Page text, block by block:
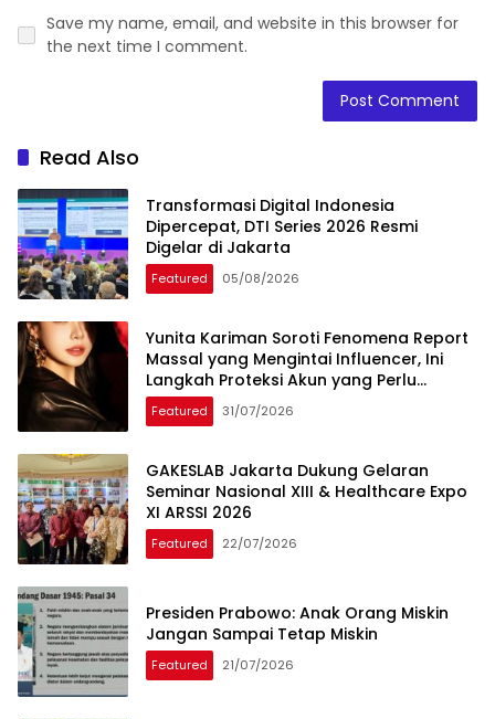
Save my name, email, and website in this browser for
the next time I comment.
Read Also
Transformasi Digital Indonesia
Dipercepat, DTI Series 2026 Resmi
Digelar di Jakarta
Featured 05/08/2026
Yunita Kariman Soroti Fenomena Report
Massal yang Mengintai Influencer, Ini
Langkah Proteksi Akun yang Perlu
Diketahui
Featured 31/07/2026
GAKESLAB Jakarta Dukung Gelaran
Seminar Nasional XIII & Healthcare Expo
XI ARSSI 2026
Featured 22/07/2026
Presiden Prabowo: Anak Orang Miskin
Jangan Sampai Tetap Miskin
Featured 21/07/2026